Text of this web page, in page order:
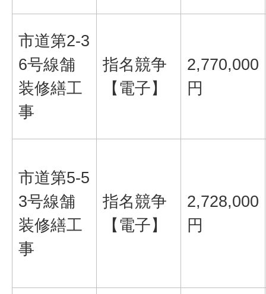
市道第2-3
6号線舗
装修繕工
事
指名競争
【電子】
2,770,000
円
市道第5-5
3号線舗
装修繕工
事
指名競争
【電子】
2,728,000
円